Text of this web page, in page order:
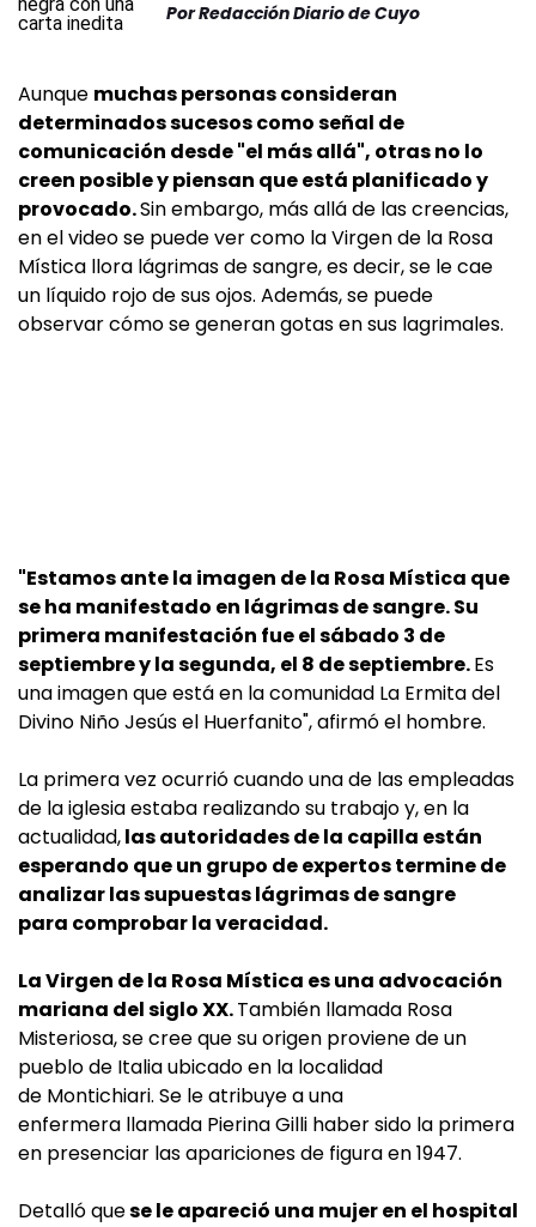
PorRedacción Diario de Cuyo
Aunque muchas personas consideran
determinados sucesos como señal de
comunicación desde "el más allá", otras no lo
creen posible y piensan que está planificado y
provocado.Sin embargo, más allá de las creencias,
en el video se puede ver como la Virgen de la Rosa
Mística llora lágrimas de sangre, es decir, se le cae
un líquido rojo de sus ojos. Además, se puede
observar cómo se generan gotas en sus lagrimales.
"Estamos ante la imagen de la Rosa Mística que
se ha manifestado en lágrimas de sangre. Su
primera manifestación fue el sábado 3 de
septiembre y la segunda, el 8 de septiembre.Es
una imagen que está en la comunidad La Ermita del
Divino Niño Jesús el Huerfanito", afirmó el hombre.
La primera vez ocurrió cuando una de las empleadas
de la iglesia estaba realizando su trabajo y, en la
actualidad,las autoridades de la capilla están
esperando que un grupo de expertos termine de
analizar las supuestas lágrimas de sangre
para comprobar la veracidad.
La Virgen de la Rosa Mística es una advocación
mariana del siglo XX.También llamada Rosa
Misteriosa, se cree que su origen proviene de un
pueblo de Italia ubicado en la localidad
de Montichiari. Se le atribuye a una
enfermera llamada Pierina Gilli haber sido la primera
en presenciar las apariciones de figura en 1947.
Detalló quese le apareció una mujer en el hospital